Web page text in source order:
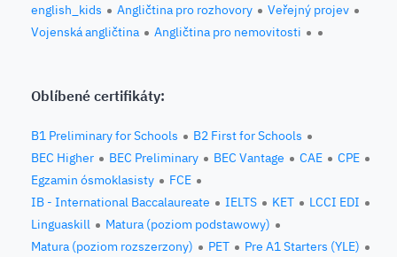
english_kids
Angličtina pro rozhovory
Veřejný projev
Vojenská angličtina
Angličtina pro nemovitosti
Oblíbené certifikáty:
B1 Preliminary for Schools
B2 First for Schools
BEC Higher
BEC Preliminary BEC Vantage CAE
CPE
Egzamin ósmoklasisty
FCE
IB - International Baccalaureate
IELTS KET
LCCI EDI
Linguaskill
Matura (poziom podstawowy)
Matura (poziom rozszerzony)
PET
Pre A1 Starters (YLE)